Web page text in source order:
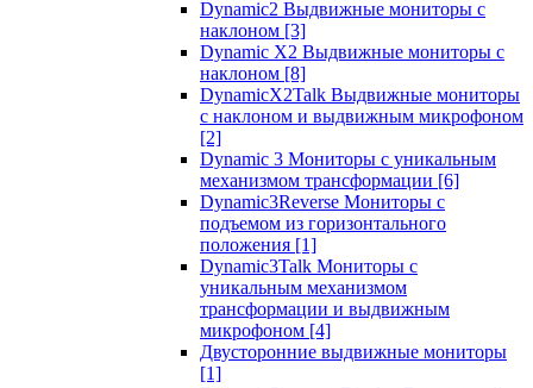
Dynamic2 Выдвижные мониторы с
наклоном [3]
Dynamic X2 Выдвижные мониторы с
наклоном [8]
DynamicX2Talk Выдвижные мониторы
с наклоном и выдвижным микрофоном
[2]
Dynamic 3 Мониторы с уникальным
механизмом трансформации [6]
Dynamic3Reverse Мониторы с
подъемом из горизонтального
положения [1]
Dynamic3Talk Мониторы с
уникальным механизмом
трансформации и выдвижным
микрофоном [4]
Двусторонние выдвижные мониторы
[1]